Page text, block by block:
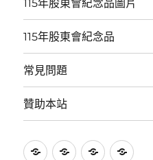
115年股東會紀念品圖片
115年股東會紀念品
常見問題
贊助本站
115 115 常 贊